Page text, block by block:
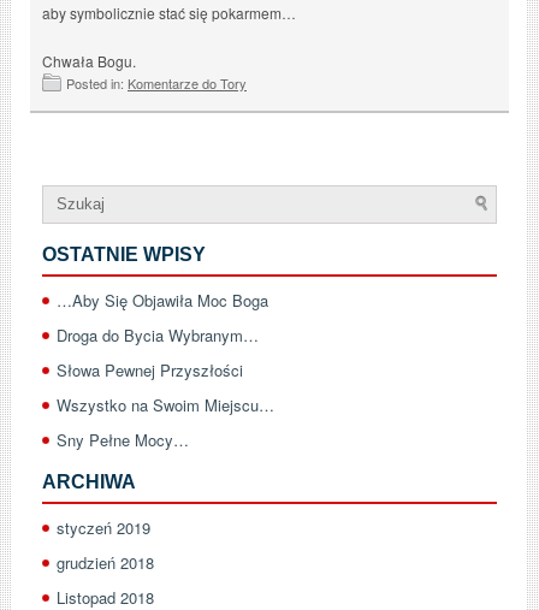
aby symbolicznie stać się pokarmem…
Chwała Bogu.
Posted in: Komentarze do Tory
OSTATNIE WPISY
…Aby Się Objawiła Moc Boga
Droga do Bycia Wybranym…
Słowa Pewnej Przyszłości
Wszystko na Swoim Miejscu…
Sny Pełne Mocy…
ARCHIWA
styczeń 2019
grudzień 2018
Listopad 2018